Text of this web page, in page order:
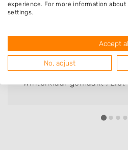
Tiny Zootjes
Wat een mooie
gebouwd. Werkt netjes en
winterklaar gemaakt , ziet
experience. For more information
settings.
Accept
No, adjust